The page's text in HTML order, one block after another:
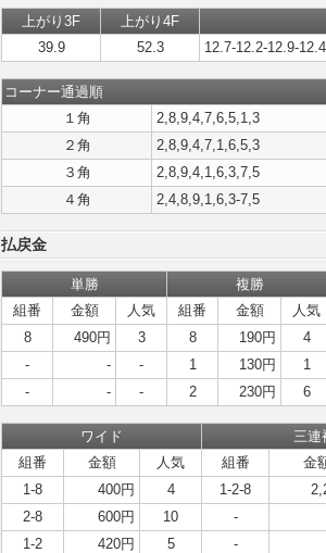
上がり3F
上がり4F
39.9
52.3 12.7-12.2-12.9-
コーナー通過順
１角
2,8,9,4,7,6,5,1,3
２角
2,8,9,4,7,1,6,5,3
３角
2,8,9,4,1,6,3,7,5
４角
2,4,8,9,1,6,3-7,5
払戻金
単勝
複勝
組番
金額 人気 組番 金額
人気
8
490円 3 8 190円
4
-
- - 1 130円
1
-
- - 2 230円 6
ワイド
三連
組番
金額 人気 組番
金
1-8
400円 4 1-2-8
2-8
600円 10
-
1-2
420円 5 -